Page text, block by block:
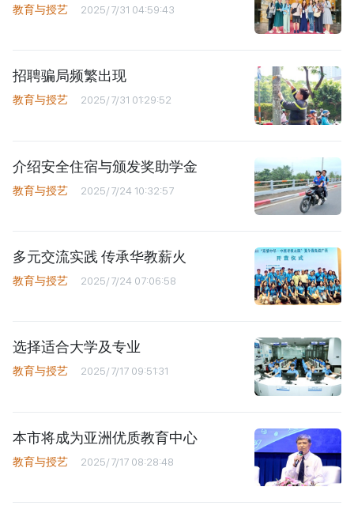
教育与授艺 2025/7/31 04:59:43
招聘骗局频繁出现
教育与授艺 2025/7/31 01:29:52
介绍安全住宿与颁发奖助学金
教育与授艺 2025/7/24 10:32:57
多元交流实践 传承华教薪火
教育与授艺 2025/7/24 07:06:58
选择适合大学及专业
教育与授艺 2025/7/17 09:51:31
本市将成为亚洲优质教育中心
教育与授艺 2025/7/17 08:28:48